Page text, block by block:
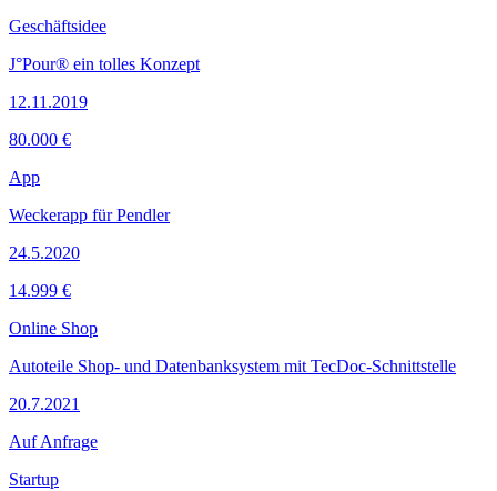
Geschäftsidee
J°Pour® ein tolles Konzept
12.11.2019
80.000 €
App
Weckerapp für Pendler
24.5.2020
14.999 €
Online Shop
Autoteile Shop- und Datenbanksystem mit TecDoc-Schnittstelle
20.7.2021
Auf Anfrage
Startup